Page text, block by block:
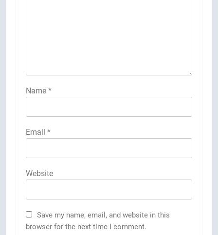
Name *
Email *
Website
Save my name, email, and website in this
browser for the next time I comment.